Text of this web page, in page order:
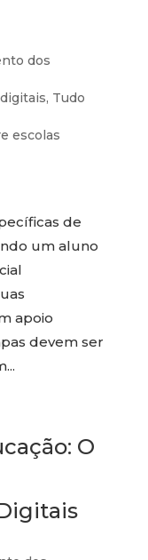
dos
, Tudo
escolas
de
um aluno
apoio
devem ser
O